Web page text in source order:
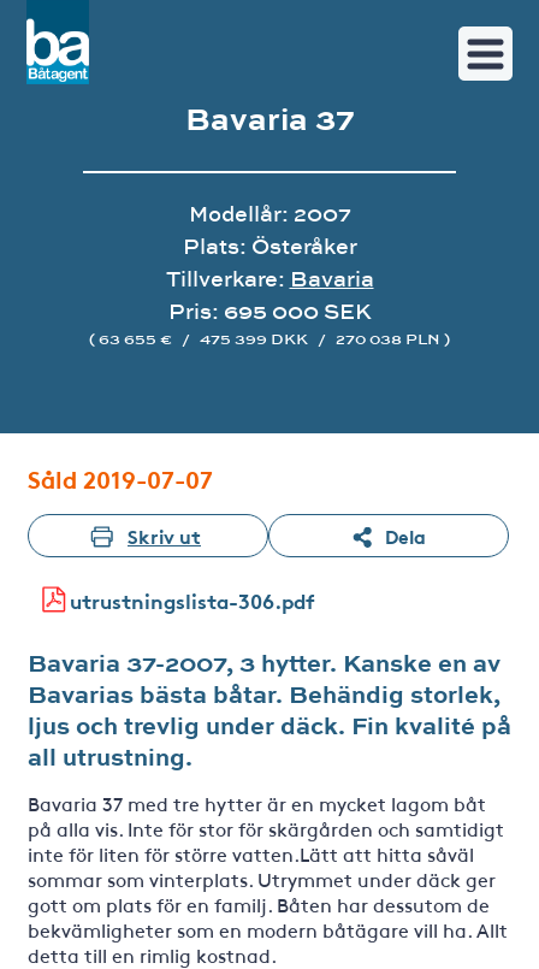
Bavaria 37
Modellår: 2007
Plats: Österåker
Tillverkare: Bavaria
Pris: 695 000 SEK
( 63 655 € / 475 399 DKK / 270 038 PLN )
Såld 2019-07-07
Skriv ut Dela
utrustningslista-306.pdf
Bavaria 37-2007, 3 hytter. Kanske en av
Bavarias bästa båtar. Behändig storlek,
ljus och trevlig under däck. Fin kvalité på
all utrustning.
Bavaria 37 med tre hytter är en mycket lagom båt
på alla vis. Inte för stor för skärgården och samtidigt
inte för liten för större vatten.Lätt att hitta såväl
sommar som vinterplats. Utrymmet under däck ger
gott om plats för en familj. Båten har dessutom de
bekvämligheter som en modern båtägare vill ha. Allt
detta till en rimlig kostnad.